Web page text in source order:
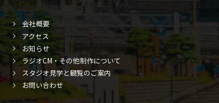
会社概要
アクセス
お知らせ
ラジオCM・その他制作について
スタジオ見学と観覧のご案内
お問い合わせ